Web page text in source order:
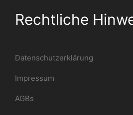
Rechtliche
Datenschutzerklärung
Impressum
AGBs